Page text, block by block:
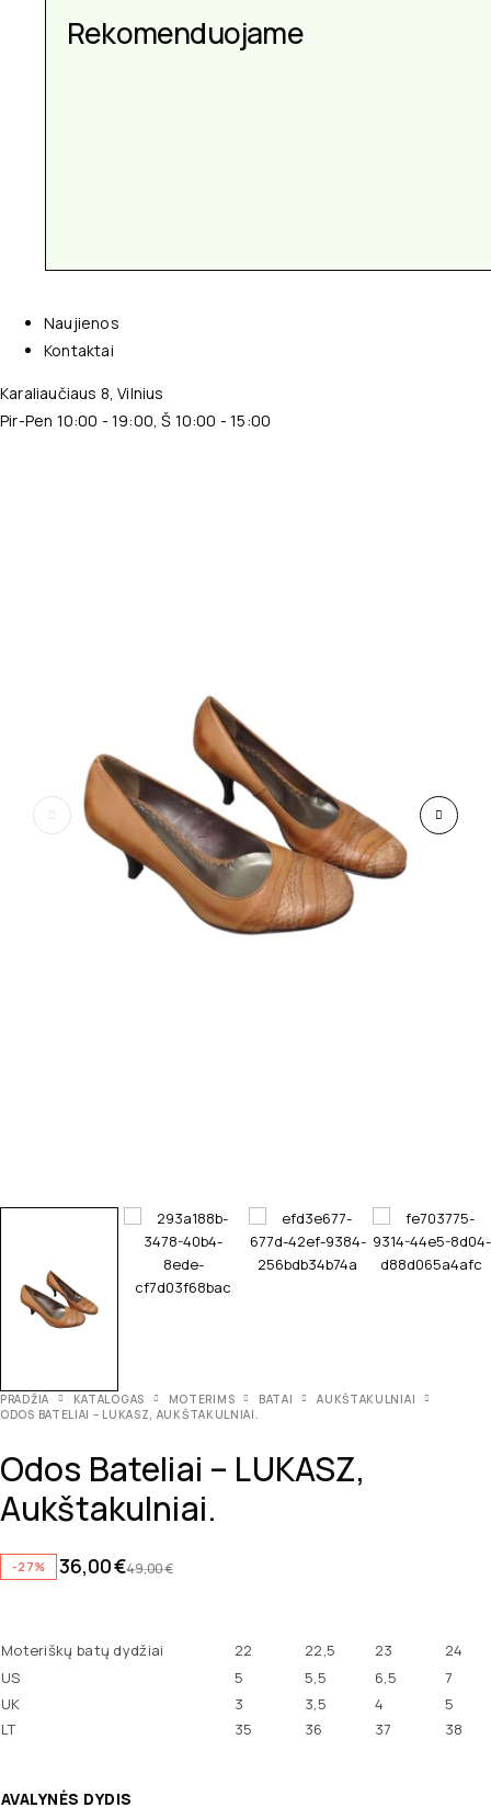
Rekomenduojame
Aksesuarai kiekvienai
progai
Naujienos
Kontaktai
Karaliaučiaus 8, Vilnius
Pir-Pen 10:00 - 19:00, Š 10:00 - 15:00
PRADŽIA KATALOGAS MOTERIMS BATAI
AUKŠTAKULNIAI
ODOS BATELIAI – LUKASZ, AUKŠTAKULNIAI.
Odos Bateliai – LUKASZ,
Aukštakulniai.
-27% 49,00€
36,00€
Moteriškų batų dydžiai 22 22,5 23
24
US
5 5,5 6,5
7
UK
3 3,5 4
5
LT
35 36 37 38
AVALYNĖS DYDIS